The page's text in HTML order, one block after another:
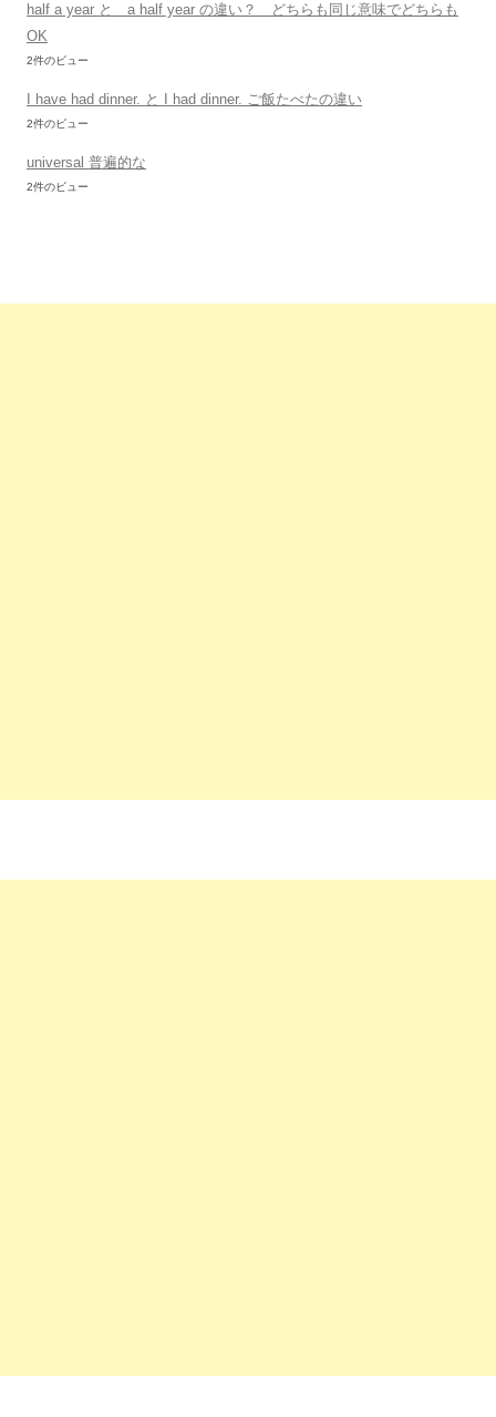
half a year と a half year の違い？ どちらも同じ意味でどちらも
OK
2件のビュー
I have had dinner. と I had dinner. ご飯たべたの違い
2件のビュー
universal 普遍的な
2件のビュー